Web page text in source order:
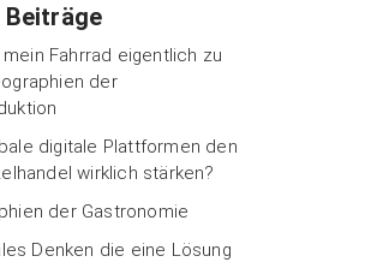
Beiträge
Fahrrad eigentlich zu
der
digitale Plattformen den
wirklich stärken?
der Gastronomie
Denken die eine Lösung